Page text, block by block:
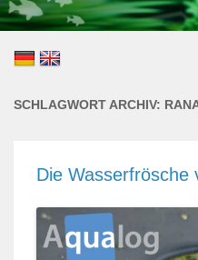
SCHLAGWORT ARCHIV:
Die Wasserfrösche